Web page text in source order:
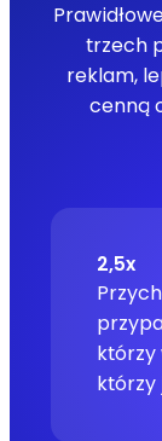
trzech
reklam,
cenną
2,5x
którzy
którzy